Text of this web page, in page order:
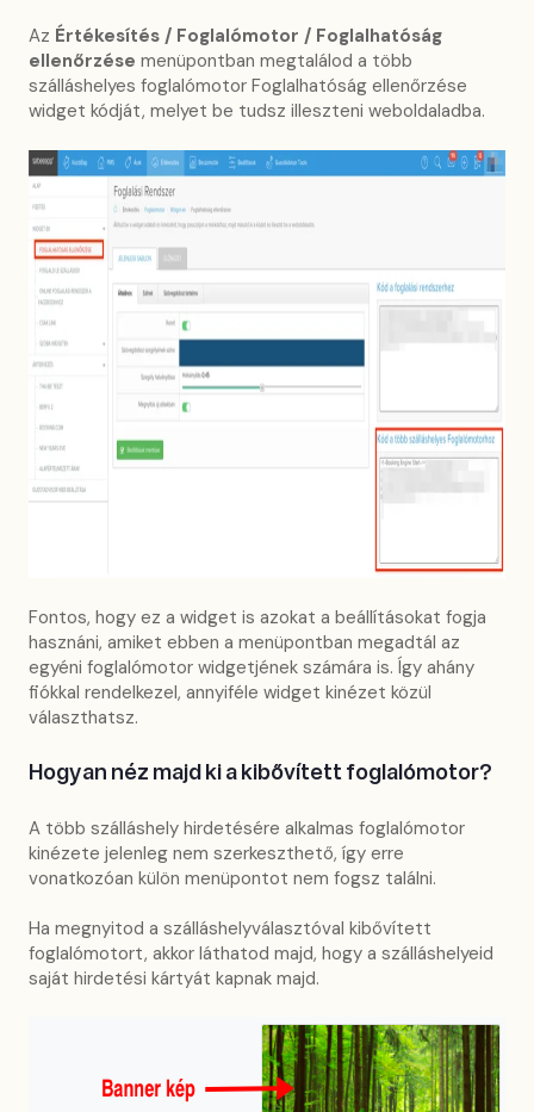
Az Értékesítés / Foglalómotor / Foglalhatóság
ellenőrzése menüpontban megtalálod a több
szálláshelyes foglalómotor Foglalhatóság ellenőrzése
widget kódját, melyet be tudsz illeszteni weboldaladba.
Fontos, hogy ez a widget is azokat a beállításokat fogja
hasznáni, amiket ebben a menüpontban megadtál az
egyéni foglalómotor widgetjének számára is. Így ahány
fiókkal rendelkezel, annyiféle widget kinézet közül
választhatsz.
Hogyan néz majd ki a kibővített foglalómotor?
A több szálláshely hirdetésére alkalmas foglalómotor
kinézete jelenleg nem szerkeszthető, így erre
vonatkozóan külön menüpontot nem fogsz találni.
Ha megnyitod a szálláshelyválasztóval kibővített
foglalómotort, akkor láthatod majd, hogy a szálláshelyeid
saját hirdetési kártyát kapnak majd.